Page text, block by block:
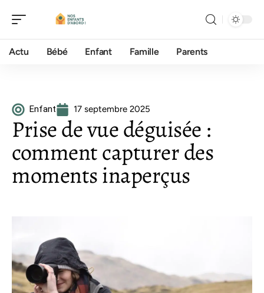
Actu Bébé Enfant Famille Parents
Enfant 17 septembre 2025
Prise de vue déguisée :
comment capturer des
moments inaperçus